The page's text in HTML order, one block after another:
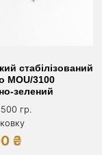
стабілізований
MOU/3100
зелений
гр.
₴